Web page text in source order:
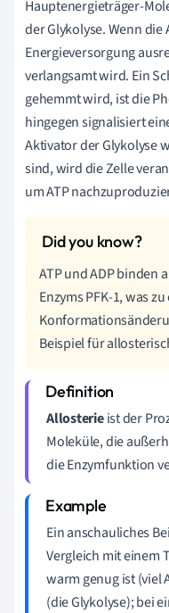
Hauptenergieträger-
der Glykolyse. Wenn die
Energieversorgung
verlangsamt wird. Ein
gehemmt wird, ist die
hingegen signalisiert
Aktivator der Glykolyse
sind, wird die Zelle
um ATP
ATP und ADP binden
Enzyms PFK-1, was
Beispiel für
Allosterieist der
Moleküle, die
die Enzymfunktion
Ein anschauliches
Vergleich mit einem
warm genug ist (viel
(die Glykolyse); bei